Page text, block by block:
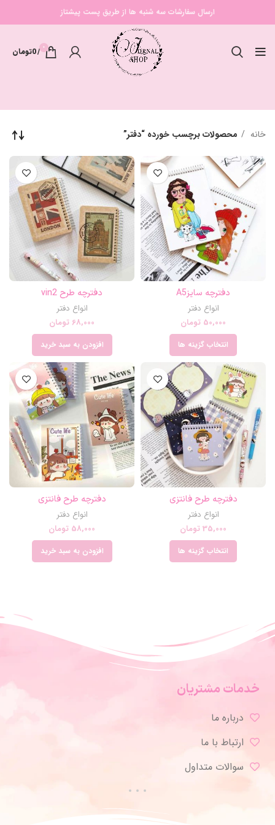
ارسال سفارشات سه شنبه ها از طریق پست پیشتاز
0
/
0تومان
خانه محصولات برچسب خورده “دفتر”
دفترچه سایزA5
انواع دفتر
50,000 تومان
انتخاب گزینه ها
دفترچه طرح vin2
انواع دفتر
68,000تومان
افزودن به سبد خرید
دفترچه طرح فانتزی
انواع دفتر
35,000تومان
انتخاب گزینه ها
دفترچه طرح فانتزی
انواع دفتر
58,000 تومان
افزودن به سبد خرید
خدمات مشتریان
درباره ما
ارتباط با ما
سوالات متداول